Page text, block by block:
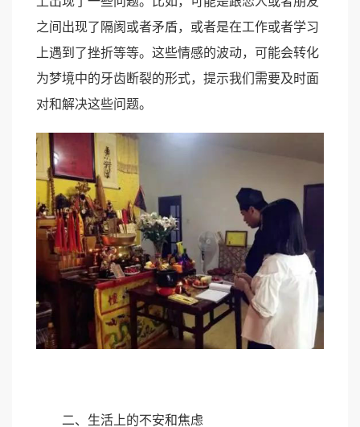
之间出现了隔阂或者矛盾，或者是在工作或者学习
上遇到了挫折等等。这些情感的波动，可能会转化
为梦境中的牙齿断裂的形式，提示我们需要及时面
对和解决这些问题。
二、生活上的不安和焦虑